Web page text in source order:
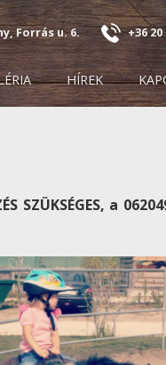
Forrás u. 6. +36 20
HÍREK
SZÜKSÉGES, a